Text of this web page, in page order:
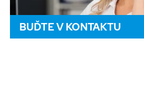
BUĎTE V KONTAKTU